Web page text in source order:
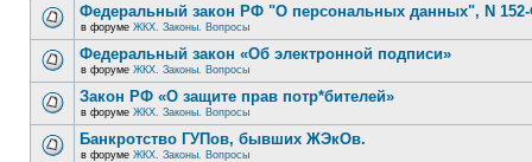
Федеральный закон РФ "О персональных данных", N
в форуме ЖКХ. Законы. Вопросы
Федеральный закон «Об электронной подписи»
в форуме ЖКХ. Законы. Вопросы
Закон РФ «О защите прав потр*бителей»
в форуме ЖКХ. Законы. Вопросы
Банкротство ГУПов, бывших ЖЭкОв.
в форуме ЖКХ. Законы. Вопросы